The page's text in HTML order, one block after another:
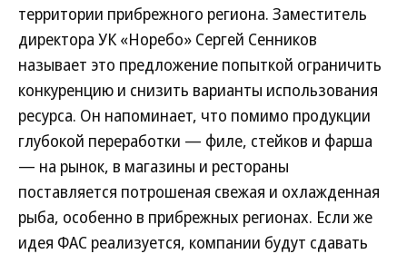
территории прибрежного региона. Заместитель
директора УК «Норебо» Сергей Сенников
называет это предложение попыткой ограничить
конкуренцию и снизить варианты использования
ресурса. Он напоминает, что помимо продукции
глубокой переработки — филе, стейков и фарша
— на рынок, в магазины и рестораны
поставляется потрошеная свежая и охлажденная
рыба, особенно в прибрежных регионах. Если же
идея ФАС реализуется, компании будут сдавать